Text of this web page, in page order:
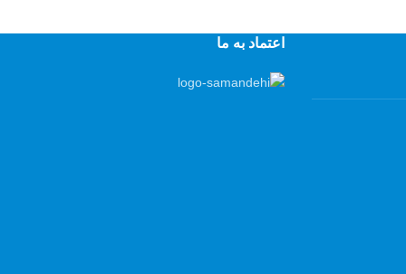
اعتماد به ما